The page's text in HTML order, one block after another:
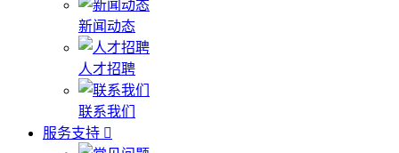
新闻动态
人才招聘
联系我们
服务支持